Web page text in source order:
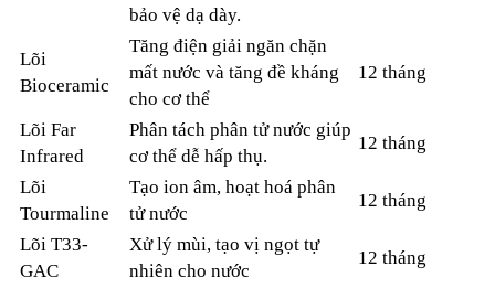
bảo vệ dạ dày.
Lõi
Bioceramic
Tăng điện giải ngăn chặn
mất nước và tăng đề kháng
cho cơ thể
12 tháng
Lõi Far
Infrared
Phân tách phân tử nước giúp
cơ thể dễ hấp thụ.
12 tháng
Lõi
Tourmaline
Tạo ion âm, hoạt hoá phân
tử nước
12 tháng
Lõi T33-
GAC
Xử lý mùi, tạo vị ngọt tự
nhiên cho nước
12 tháng